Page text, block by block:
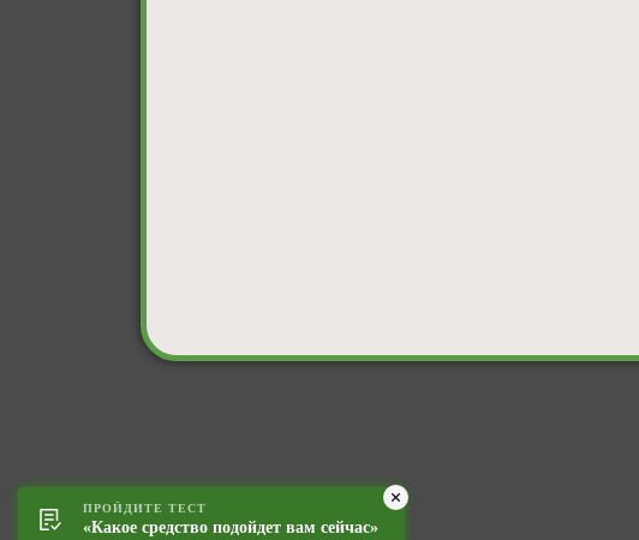
ПРОЙДИТЕ ТЕСТ
«Какое средство подойдет вам сейчас»